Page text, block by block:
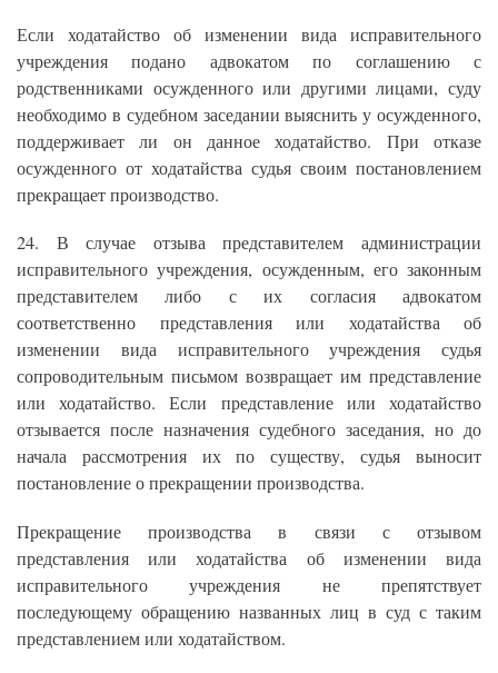
Если ходатайство об изменении вида исправительного
учреждения подано адвокатом по соглашению с
родственниками осужденного или другими лицами, суду
необходимо в судебном заседании выяснить у осужденного,
поддерживает ли он данное ходатайство. При отказе
осужденного от ходатайства судья своим постановлением
прекращает производство.
24. В случае отзыва представителем администрации
исправительного учреждения, осужденным, его законным
представителем либо с их согласия адвокатом
соответственно представления или ходатайства об
изменении вида исправительного учреждения судья
сопроводительным письмом возвращает им представление
или ходатайство. Если представление или ходатайство
отзывается после назначения судебного заседания, но до
начала рассмотрения их по существу, судья выносит
постановление о прекращении производства.
Прекращение производства в связи с отзывом
представления или ходатайства об изменении вида
исправительного учреждения не препятствует
последующему обращению названных лиц в суд с таким
представлением или ходатайством.